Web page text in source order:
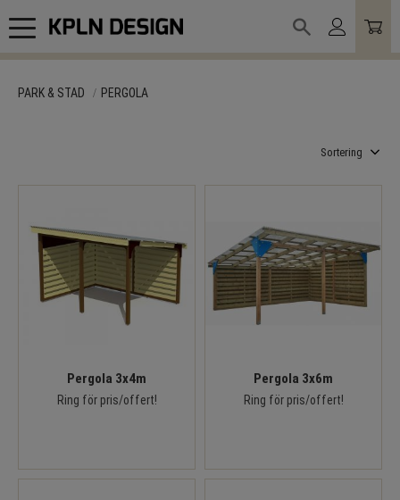
Meny
PARK & STAD PERGOLA
Pergola 3x4m
Ring för pris/offert!
Pergola 3x6m
Ring för pris/offert!